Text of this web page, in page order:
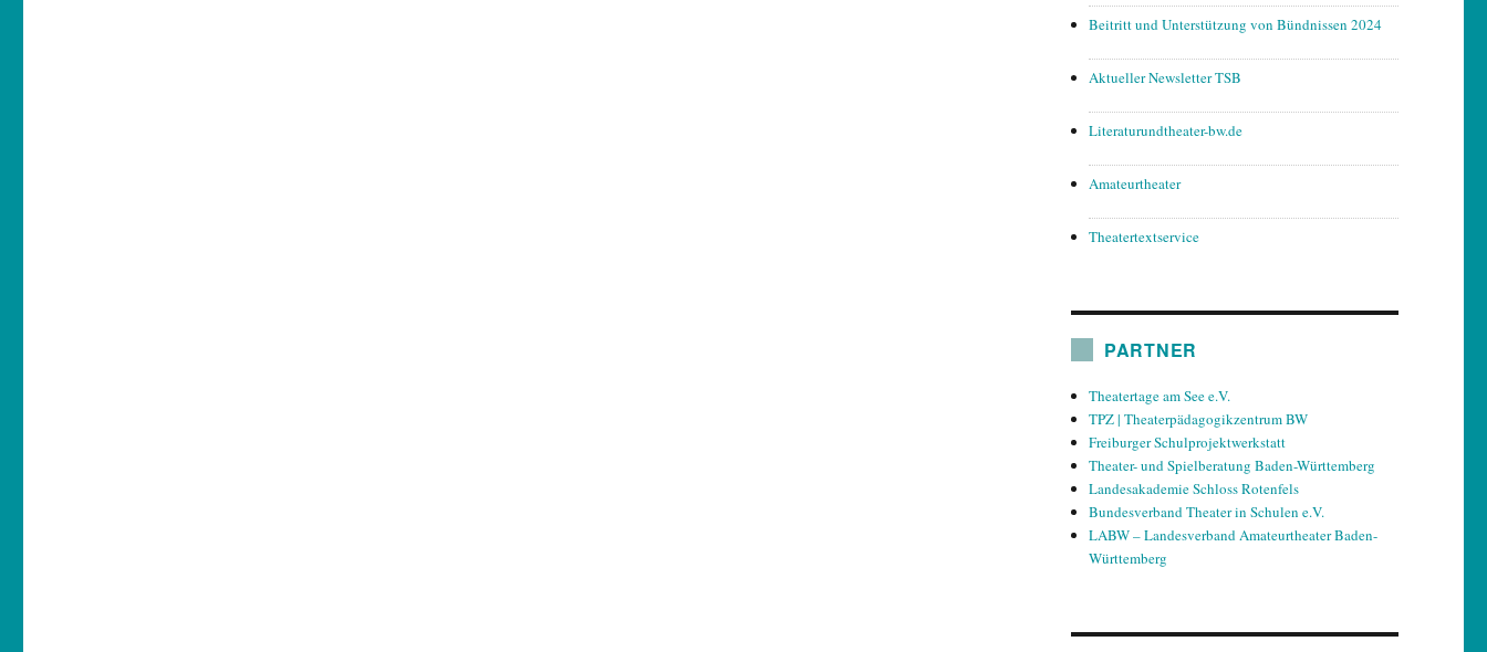
Beitritt und Unterstützung von Bündnissen 2024
Aktueller Newsletter TSB
Literaturundtheater-bw.de
Amateurtheater
Theatertextservice
PARTNER
Theatertage am See e.V.
TPZ | Theaterpädagogikzentrum BW
Freiburger Schulprojektwerkstatt
Theater- und Spielberatung Baden-Württemberg
Landesakademie Schloss Rotenfels
Bundesverband Theater in Schulen e.V.
LABW – Landesverband Amateurtheater Baden-
Württemberg